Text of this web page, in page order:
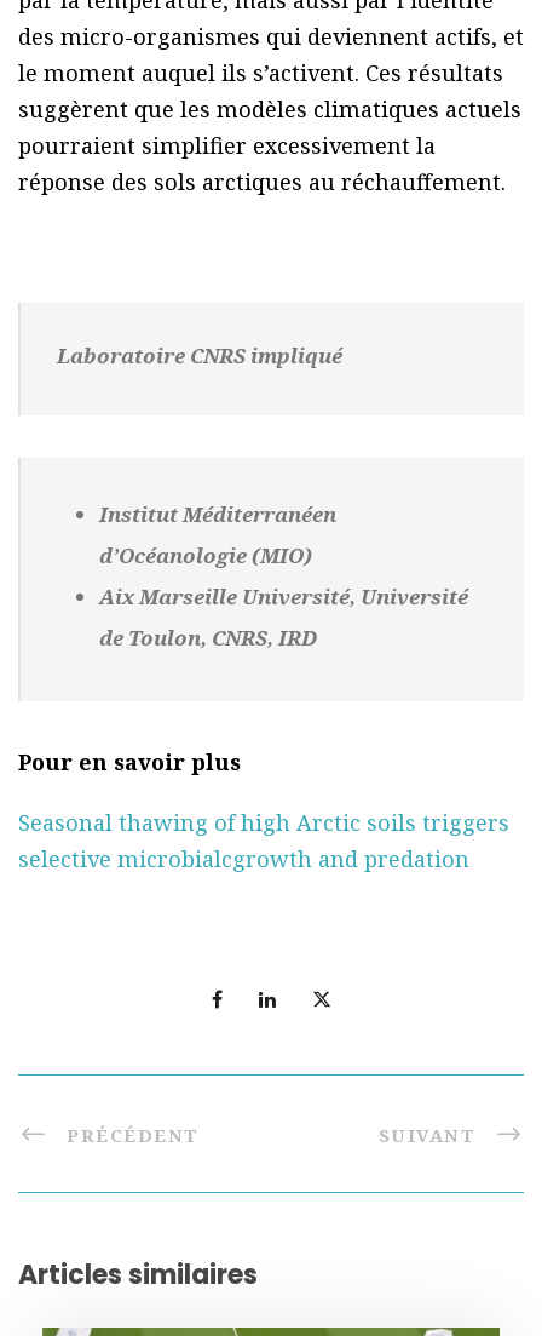
des micro-organismes qui deviennent actifs, et
le moment auquel ils s’activent. Ces résultats
suggèrent que les modèles climatiques actuels
pourraient simplifier excessivement la
réponse des sols arctiques au réchauffement.
Laboratoire CNRS impliqué
Institut Méditerranéen
d’Océanologie (MIO)
Aix Marseille Université, Université
de Toulon, CNRS, IRD
Pour en savoir plus
Seasonal thawing of high Arctic soils triggers
selective microbialcgrowth and predation
PRÉCÉDENT SUIVANT
Articles similaires